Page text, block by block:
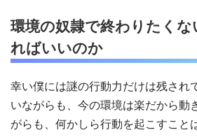
環境の奴隷で終わりたく
ればいいのか
幸い僕には謎の行動力だけは残され
いながらも、今の環境は楽だから動
がらも、何かしら行動を起こすこと